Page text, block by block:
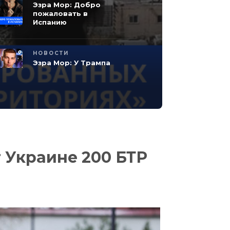
Эзра Мор: Добро
пожаловать в
Испанию
НОВОСТИ
Эзра Мор: У Трампа
игривое настроение,
Зеленский злит иранцев,
игру
палестинских
террористов200 БТР